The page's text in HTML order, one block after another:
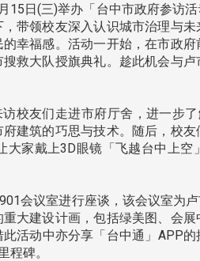
15日(三)举办「台中市政府参访
带领校友深入认识城市治理与
幸福感。活动一开始，在市政
救大队授旗典礼。趁此机会与
校友们走进市府厅舍，进一步
府建筑的巧思与技术。随后，校
大家戴上3D眼镜「飞越台中上
会议室进行座谈，该会议室为
大建设计画，包括绿美图、会
活动中亦分享「台中通」APP
程碑。
点
友情谊 校友处
头版 热
校友处新任